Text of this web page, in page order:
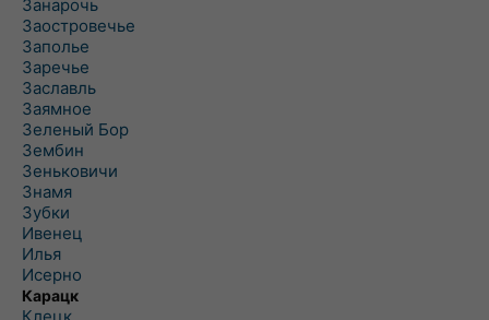
Занарочь
Заостровечье
Заполье
Заречье
Заславль
Заямное
Зеленый Бор
Зембин
Зеньковичи
Знамя
Зубки
Ивенец
Илья
Исерно
Карацк